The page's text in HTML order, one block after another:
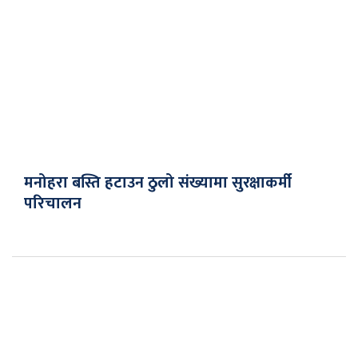
मनोहरा बस्ति हटाउन ठुलो संख्यामा सुरक्षाकर्मी
परिचालन